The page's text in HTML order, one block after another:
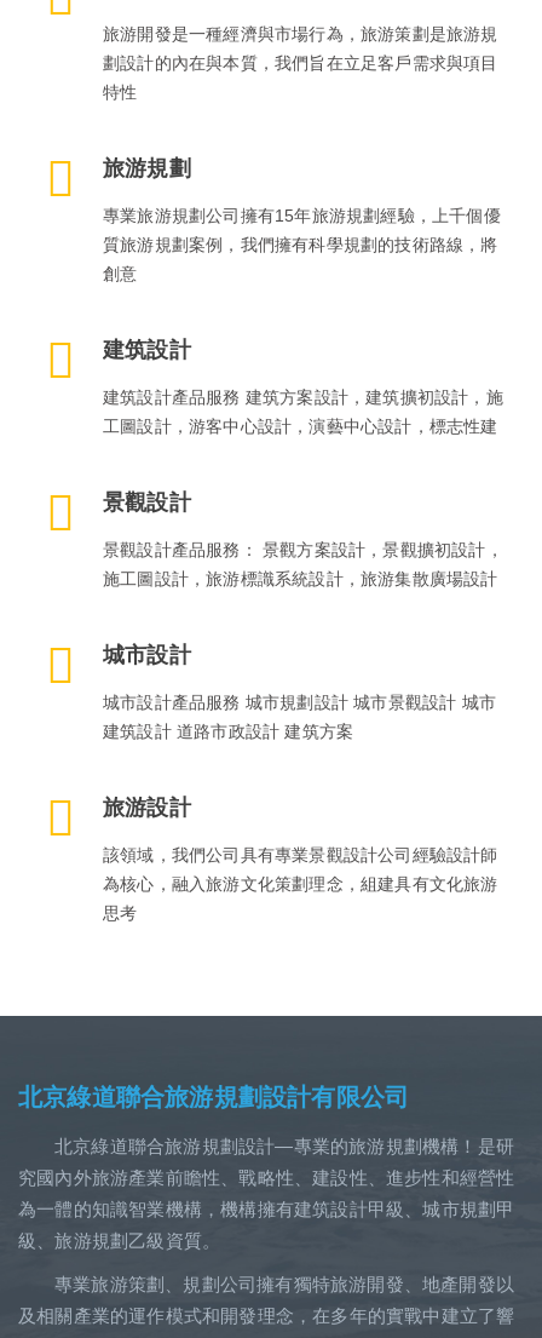
旅游開發是一種經濟與市場行為，旅游策劃是旅游規
劃設計的內在與本質，我們旨在立足客戶需求與項目
特性
旅游規劃
專業旅游規劃公司擁有15年旅游規劃經驗，上千個優
質旅游規劃案例，我們擁有科學規劃的技術路線，將
創意
建筑設計
建筑設計產品服務 建筑方案設計，建筑擴初設計，施
工圖設計，游客中心設計，演藝中心設計，標志性建
景觀設計
景觀設計產品服務： 景觀方案設計，景觀擴初設計，
施工圖設計，旅游標識系統設計，旅游集散廣場設計
城市設計
城市設計產品服務 城市規劃設計 城市景觀設計 城市
建筑設計 道路市政設計 建筑方案
旅游設計
該領域，我們公司具有專業景觀設計公司經驗設計師
為核心，融入旅游文化策劃理念，組建具有文化旅游
思考
北京綠道聯合旅游規劃設計有限公司
北京綠道聯合旅游規劃設計—專業的旅游規劃機構！是研
究國內外旅游產業前瞻性、戰略性、建設性、進步性和經營性
為一體的知識智業機構，機構擁有建筑設計甲級、城市規劃甲
級、旅游規劃乙級資質。
專業旅游策劃、規劃公司擁有獨特旅游開發、地產開發以
及相關產業的運作模式和開發理念，在多年的實戰中建立了響